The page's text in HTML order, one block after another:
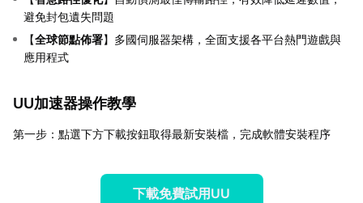
避免封包遺失問題
【全球節點佈署】多國伺服器架構，全面支援各平台熱門遊戲與
應用程式
UU加速器操作教學
第一步：點選下方下載按鈕取得最新安裝檔，完成軟體安裝程序
下載免費試用UU